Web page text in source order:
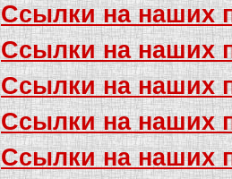
Ссылки на наших
Ссылки на наших
Ссылки на наших
Ссылки на наших
Ссылки на наших